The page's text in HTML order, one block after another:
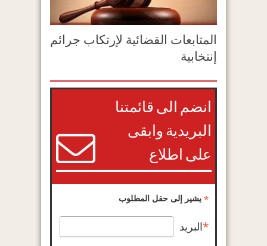
المتابعات القضائية لإرتكاب جرائم
إنتخابية
انضم الى قائمتنا
البريدية وابقى
على اطلاع
*يشير إلى حقل المطلوب
* البريد